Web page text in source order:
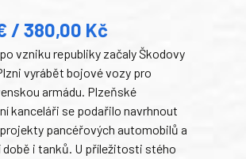
/ 380,00 Kč
vzniku republiky začaly Škodovy
vyrábět bojové vozy pro
armádu. Plzeňské
kanceláři se podařilo navrhnout
pancéřových automobilů a
i tanků. U příležitosti stého